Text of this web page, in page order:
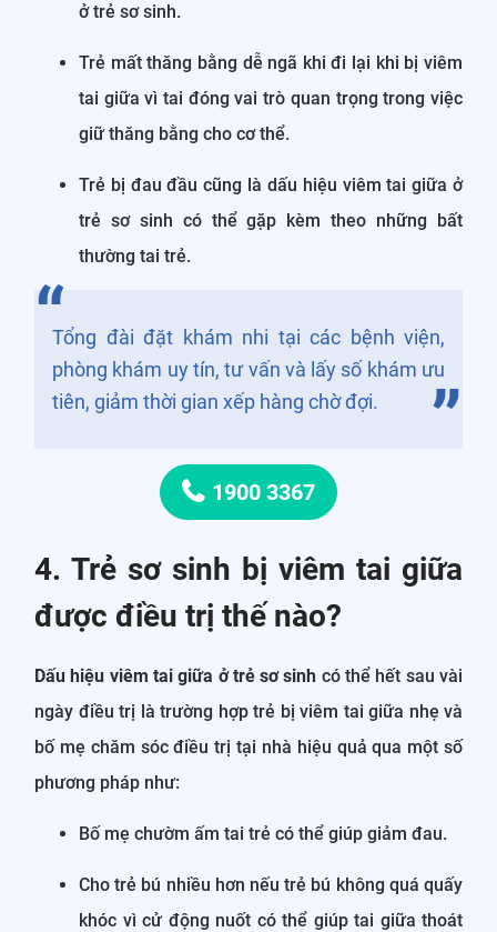
ở trẻ sơ sinh.
Trẻ mất thăng bằng dễ ngã khi đi lại khi bị viêm
tai giữa vì tai đóng vai trò quan trọng trong việc
giữ thăng bằng cho cơ thể.
Trẻ bị đau đầu cũng là dấu hiệu viêm tai giữa ở
trẻ sơ sinh có thể gặp kèm theo những bất
thường tai trẻ.
Tổng đài đặt khám nhi tại các bệnh viện,
phòng khám uy tín, tư vấn và lấy số khám ưu
tiên, giảm thời gian xếp hàng chờ đợi.
1900 3367
4. Trẻ sơ sinh bị viêm tai giữa
được điều trị thế nào?
Dấu hiệu viêm tai giữa ở trẻ sơ sinh có thể hết sau vài
ngày điều trị là trường hợp trẻ bị viêm tai giữa nhẹ và
bố mẹ chăm sóc điều trị tại nhà hiệu quả qua một số
phương pháp như:
Bố mẹ chườm ấm tai trẻ có thể giúp giảm đau.
Cho trẻ bú nhiều hơn nếu trẻ bú không quá quấy
khóc vì cử động nuốt có thể giúp tai giữa thoát